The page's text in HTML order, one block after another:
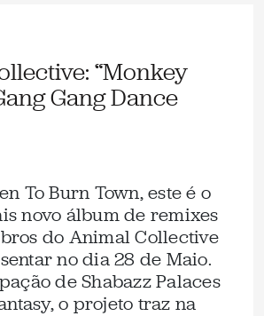
“Monkey
Gang Dance
To Burn Town, este é o
novo álbum de remixes
do Animal Collective
no dia 28 de Maio.
de Shabazz Palaces
o projeto traz na